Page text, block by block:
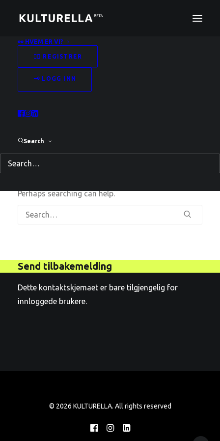
👀 HVEM ER VI?
✍🏻 REGISTRER
🗝️ LOGG INN
Search
Nothing Found
Perhaps searching can help.
Send tilbakemelding
Dette kontaktskjemaet er bare tilgjengelig for
innloggede brukere.
© 2026 KULTURELLA. All rights reserved